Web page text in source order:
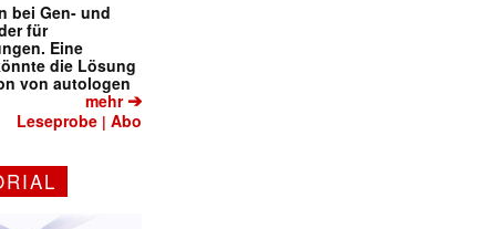
bei Gen- und
für
Eine
die Lösung
von autologen
mehr➔
Leseprobe |Abo